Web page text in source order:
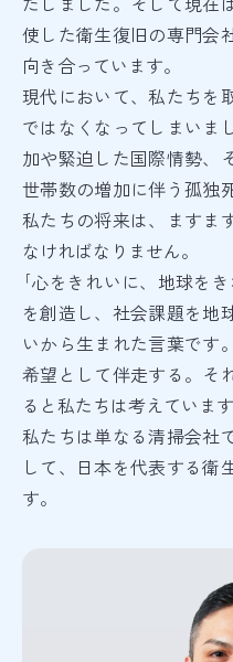
使した衛生復旧の専門会
向き合っています。
現代において、私たちを
ではなくなってしまいま
加や緊迫した国際情勢、
世帯数の増加に伴う孤独
私たちの将来は、ますま
なければなりません。
｢心をきれいに、地球を
を創造し、社会課題を地
いから生まれた言葉です
希望として伴走する。そ
ると私たちは考えています
私たちは単なる清掃会社
して、日本を代表する衛
す。